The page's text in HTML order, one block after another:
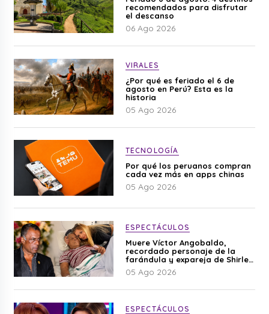
recomendados para disfrutar
el descanso
06 Ago 2026
VIRALES
¿Por qué es feriado el 6 de
agosto en Perú? Esta es la
historia
05 Ago 2026
TECNOLOGÍA
Por qué los peruanos compran
cada vez más en apps chinas
05 Ago 2026
ESPECTÁCULOS
Muere Víctor Angobaldo,
recordado personaje de la
farándula y expareja de Shirley
Cherres
05 Ago 2026
ESPECTÁCULOS